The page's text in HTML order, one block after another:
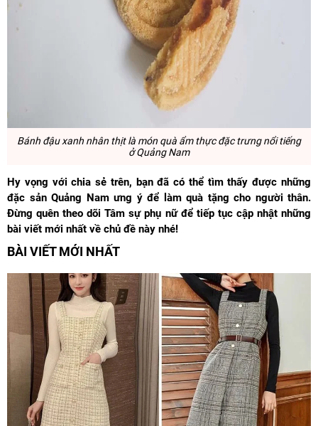
Bánh đậu xanh nhân thịt là món quà ẩm thực đặc trưng nổi tiếng
ở Quảng Nam
Hy vọng với chia sẻ trên, bạn đã có thể tìm thấy được những
đặc sản Quảng Nam ưng ý để làm quà tặng cho người thân.
Đừng quên theo dõi Tâm sự phụ nữ để tiếp tục cập nhật những
bài viết mới nhất về chủ đề này nhé!
BÀI VIẾT MỚI NHẤT